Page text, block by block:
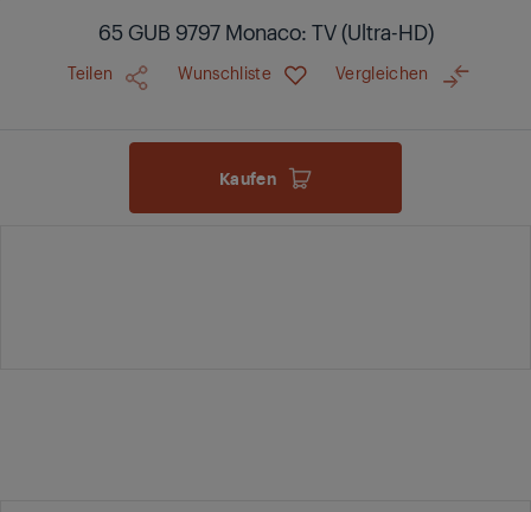
65 GUB 9797 Monaco: TV (Ultra-HD)
Teilen Wunschliste Vergleichen
Kaufen